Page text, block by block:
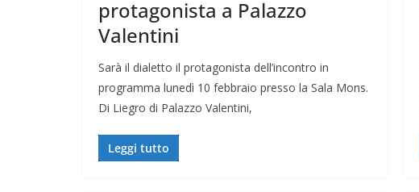
protagonista a Palazzo
Valentini
Sarà il dialetto il protagonista dell’incontro in
programma lunedì 10 febbraio presso la Sala Mons.
Di Liegro di Palazzo Valentini,
Leggi tutto